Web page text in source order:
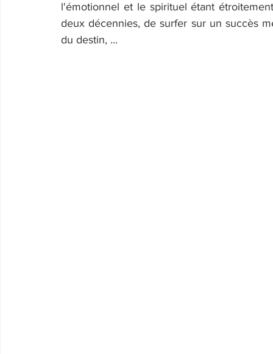
l'émotionnel et le spirituel étant
deux décennies, de surfer sur un succès
du destin, ...